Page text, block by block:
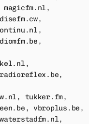
tukker.fm,
vbroplus.be,